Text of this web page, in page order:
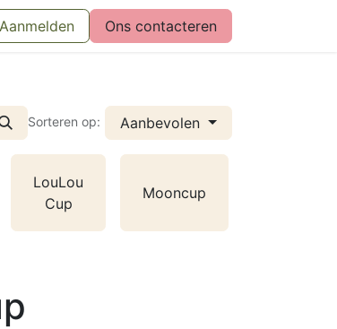
Vragen over menstruatiecups
Aanmelden Ons contacteren
Sorteren op: Aanbevolen
LouLou
Cup
Mooncup